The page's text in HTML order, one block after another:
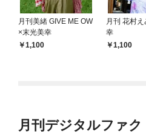
月刊美緒 GIVE ME OW
×末光美幸
1,100
月刊 花村
幸
1,100
月刊デジタルファ